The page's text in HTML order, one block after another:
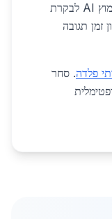
גבוהה יותר מאשר במרכז. ב-2026, אימוץ AI לבקרת
זמן תגובה
פלדה. סחר